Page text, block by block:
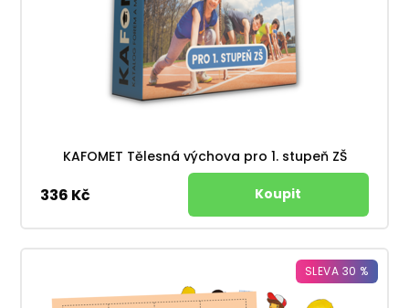
KAFOMET Tělesná výchova pro 1. stupeň ZŠ
336 Kč
SLEVA 30 %